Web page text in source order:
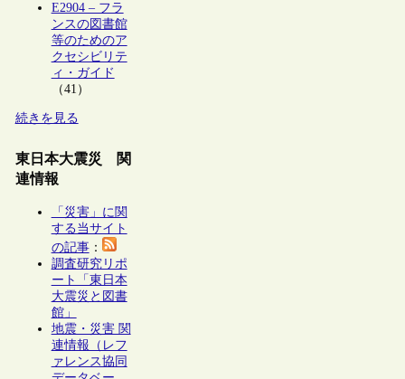
E2904 – フラ
ンスの図書館
等のためのア
クセシビリテ
ィ・ガイド
（41）
続きを見る
東日本大震災 関
連情報
「災害」に関
する当サイト
の記事：
調査研究リポ
ート「東日本
大震災と図書
館」
地震・災害 関
連情報（レフ
ァレンス協同